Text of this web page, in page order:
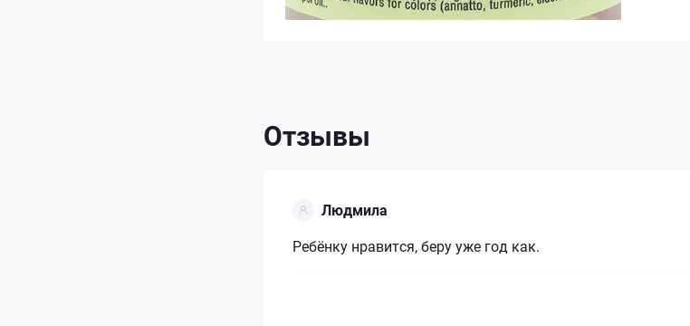
Отзывы
Людмила
Ребёнку нравится, беру уже год как.